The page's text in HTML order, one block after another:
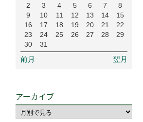
2
3 4 5 6 7
8
9
10 11 12 13 14
15
16
17 18 19 20 21
22
23
24 25 26 27 28
29
30
31
前月 翌月
アーカイブ